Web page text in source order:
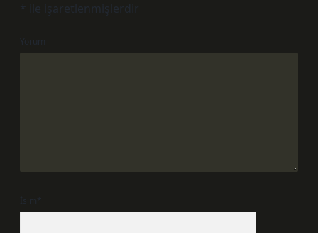
*
ile işaretlenmişlerdir
Yorum
İsim*